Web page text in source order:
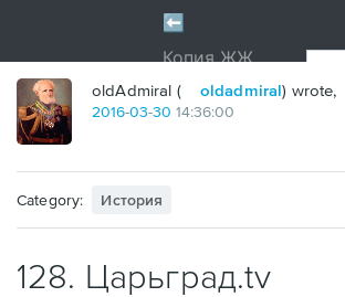
oldAdmiral ( oldadmiral) wrote,
2016-03-30 14:36:00
Category: История
128. Царьград.tv